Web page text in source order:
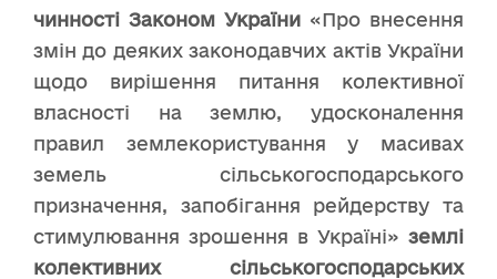
чинності Законом України «Про внесення
змін до деяких законодавчих актів України
щодо вирішення питання колективної
власності на землю, удосконалення
правил землекористування у масивах
земель сільськогосподарського
призначення, запобігання рейдерству та
стимулювання зрошення в Україні» землі
колективних сільськогосподарських